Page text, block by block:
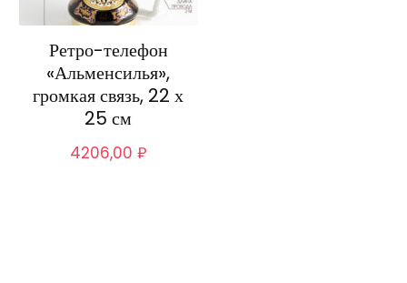
Ретро-телефон
«Альменсилья»,
громкая связь, 22 х
25 см
4206,00 ₽